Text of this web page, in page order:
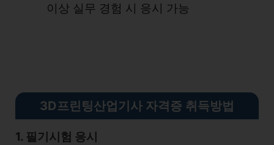
이상 실무 경험 시 응시 가능
3D프린팅산업기사 자격증 취득방법
1. 필기시험 응시